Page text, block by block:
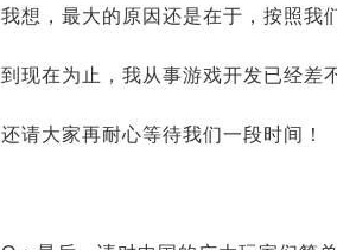
我想，最大的原因还是在于，按照我
到现在为止，我从事游戏开发已经
还请大家再耐心等待我们一段时间！